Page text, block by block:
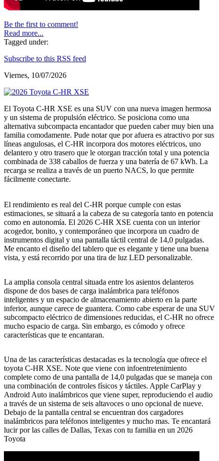
Be the first to comment!
Read more...
Tagged under:
Subscribe to this RSS feed
Viernes, 10/07/2026
El Toyota C-HR XSE es una SUV con una nueva imagen hermosa
y un sistema de propulsión eléctrico. Se posiciona como una
alternativa subcompacta encantador que pueden caber muy bien una
familia comodamente. Pude notar que por afuera es atractivo por sus
líneas angulosas, el C-HR incorpora dos motores eléctricos, uno
delantero y otro trasero que le otorgan tracción total y una potencia
combinada de 338 caballos de fuerza y una batería de 67 kWh. La
recarga se realiza a través de un puerto NACS, lo que permite
fácilmente conectarte.
El rendimiento es real del C-HR porque cumple con estas
estimaciones, se situará a la cabeza de su categoría tanto en potencia
como en autonomía. El 2026 C-HR XSE cuenta con un interior
acogedor, bonito, y contemporáneo que incorpora un cuadro de
instrumentos digital y una pantalla táctil central de 14,0 pulgadas.
Me encanto el diseño del tablero que es elegante y tiene una buena
vista, y está recorrido por una tira de luz LED personalizable.
La amplia consola central situada entre los asientos delanteros
dispone de dos bases de carga inalámbrica para teléfonos
inteligentes y un espacio de almacenamiento abierto en la parte
inferior, aunque carece de guantera. Como cabe esperar de una SUV
subcompacto eléctrico de dimensiones reducidas, el C-HR no ofrece
mucho espacio de carga. Sin embargo, es cómodo y ofrece
características que te encantaran.
Una de las características destacadas es la tecnología que ofrece el
toyota C-HR XSE. Note que viene con infoentretenimiento
complete como de una pantalla de 14,0 pulgadas que se maneja con
una combinación de controles físicos y táctiles. Apple CarPlay y
Android Auto inalámbricos que viene super, reproduciendo el audio
a través de un sistema de seis altavoces o uno opcional de nueve.
Debajo de la pantalla central se encuentran dos cargadores
inalámbricos para teléfonos inteligentes y mucho mas. Te encantará
lucir por las calles de Dallas, Texas con tu familia en un 2026
Toyota